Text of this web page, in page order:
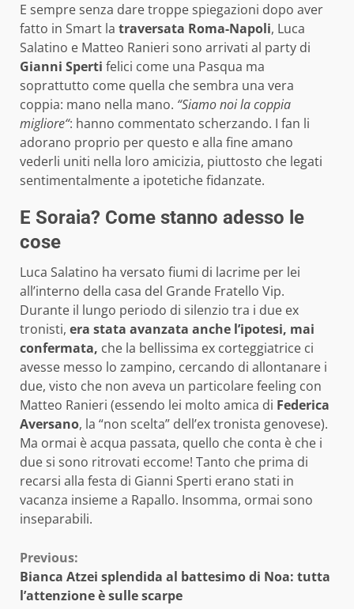
E sempre senza dare troppe spiegazioni dopo aver
fatto in Smart la traversata Roma-Napoli, Luca
Salatino e Matteo Ranieri sono arrivati al party di
Gianni Sperti felici come una Pasqua ma
soprattutto come quella che sembra una vera
coppia: mano nella mano. “Siamo noi la coppia
migliore“: hanno commentato scherzando. I fan li
adorano proprio per questo e alla fine amano
vederli uniti nella loro amicizia, piuttosto che legati
sentimentalmente a ipotetiche fidanzate.
E Soraia? Come stanno adesso le
cose
Luca Salatino ha versato fiumi di lacrime per lei
all’interno della casa del Grande Fratello Vip.
Durante il lungo periodo di silenzio tra i due ex
tronisti, era stata avanzata anche l’ipotesi, mai
confermata, che la bellissima ex corteggiatrice ci
avesse messo lo zampino, cercando di allontanare i
due, visto che non aveva un particolare feeling con
Matteo Ranieri (essendo lei molto amica di Federica
Aversano, la “non scelta” dell’ex tronista genovese).
Ma ormai è acqua passata, quello che conta è che i
due si sono ritrovati eccome! Tanto che prima di
recarsi alla festa di Gianni Sperti erano stati in
vacanza insieme a Rapallo. Insomma, ormai sono
inseparabili.
Continue
Reading
Previous:
Bianca Atzei splendida al battesimo di Noa: tutta
l’attenzione è sulle scarpe